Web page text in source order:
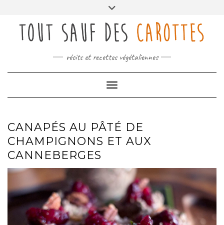
récits et recettes végétaliennes
Toggle Navigation
CANAPÉS AU PÂTÉ DE
CHAMPIGNONS ET AUX
CANNEBERGES